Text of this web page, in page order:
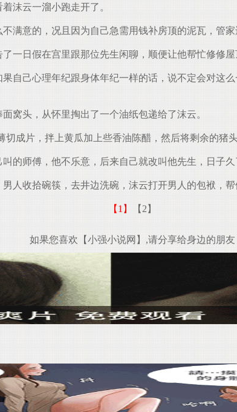
沫云一溜小跑走开了。
满意的，况且因为自己急需用钱补房顶的泥瓦，管家
一日假在宫里跟那位先生闲聊，顺便让他帮忙修修屋
自己心理年纪跟身体年纪一样的话，说不定会对这
窝头，从怀里掏出了一个油纸包递给了沫云。
成片，拌上黄瓜加上些香油陈醋，然后将剩余的猪
的师傅，他不乐意，后来自己就改叫他先生，日子久
人收拾碗筷，去井边洗碗，沫云打开男人的包袱，
【1】 【2】
如果您喜欢【小强小说网】,请分享给身边的朋友